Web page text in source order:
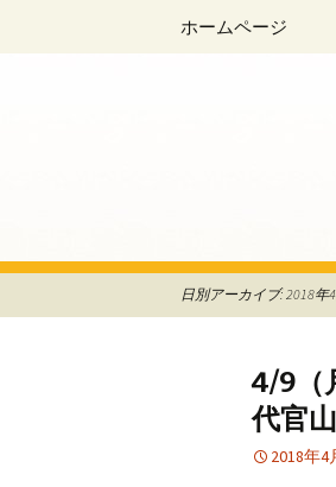
La
阿佐ヶ谷、
ホームページ
日別アーカイブ: 2018年
4/9（
代官
2018年4